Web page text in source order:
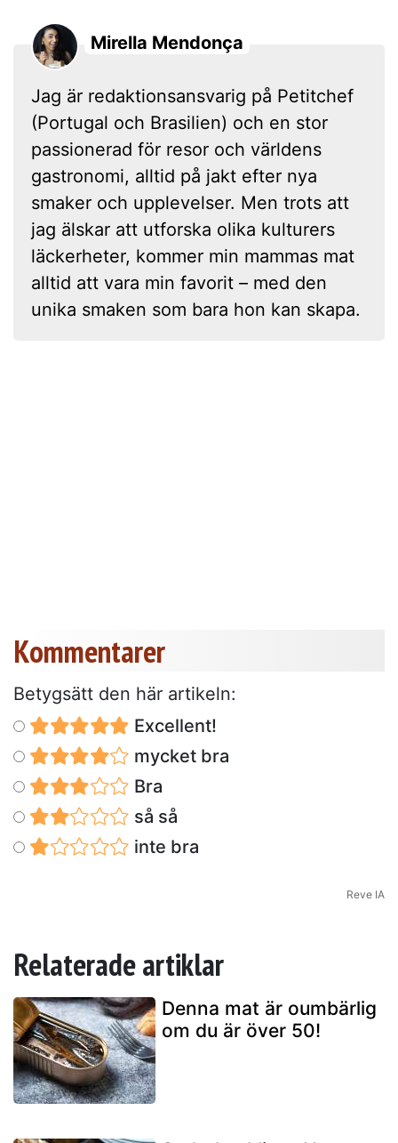
Mirella Mendonça
Jag är redaktionsansvarig på Petitchef
(Portugal och Brasilien) och en stor
passionerad för resor och världens
gastronomi, alltid på jakt efter nya
smaker och upplevelser. Men trots att
jag älskar att utforska olika kulturers
läckerheter, kommer min mammas mat
alltid att vara min favorit – med den
unika smaken som bara hon kan skapa.
Kommentarer
Betygsätt den här artikeln:
Excellent!
mycket bra
Bra
så så
inte bra
Reve IA
Relaterade artiklar
Denna mat är oumbärlig
om du är över 50!